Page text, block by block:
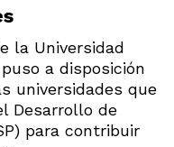
la Universidad
a disposición
universidades que
Desarrollo de
para contribuir